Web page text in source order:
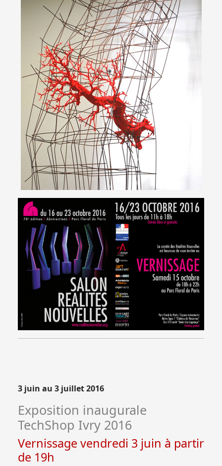
3 juin au 3 juillet 2016
Exposition inaugurale
TechShop Ivry 2016
Vernissage vendredi 3 juin à partir
de 19h